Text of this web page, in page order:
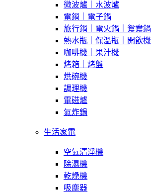
微波爐｜水波爐
電鍋｜電子鍋
旅行鍋｜電火鍋｜鴛鴦鍋
熱水瓶｜保溫瓶｜開飲機
咖啡機｜果汁機
烤箱｜烤盤
烘碗機
調理機
電磁爐
氣炸鍋
生活家電
空氣清淨機
除濕機
乾燥機
吸塵器